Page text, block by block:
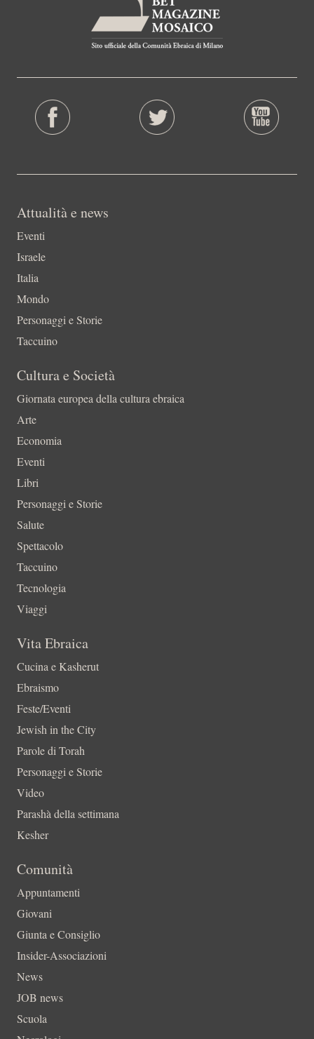
Attualità e news
Eventi
Israele
Italia
Mondo
Personaggi e Storie
Taccuino
Cultura e Società
Giornata europea della cultura ebraica
Arte
Economia
Eventi
Libri
Personaggi e Storie
Salute
Spettacolo
Taccuino
Tecnologia
Viaggi
Vita Ebraica
Cucina e Kasherut
Ebraismo
Feste/Eventi
Jewish in the City
Parole di Torah
Personaggi e Storie
Video
Parashà della settimana
Kesher
Comunità
Appuntamenti
Giovani
Giunta e Consiglio
Insider-Associazioni
News
JOB news
Scuola